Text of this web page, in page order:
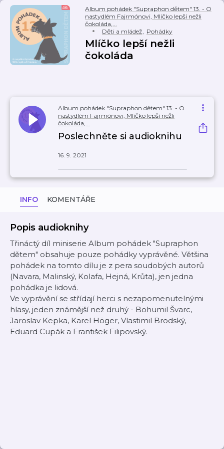
Album pohádek "Supraphon dětem" 13. - O
nastydlém Fajrmónovi, Mlíčko lepší nežli
čokoláda,...
Děti a mládež, Pohádky
Mlíčko lepší nežli
čokoláda
Album pohádek "Supraphon dětem" 13. - O
nastydlém Fajrmónovi, Mlíčko lepší nežli
čokoláda,...
Poslechněte si audioknihu
16. 9. 2021
INFO KOMENTÁŘE
Popis audioknihy
Třináctý díl miniserie Album pohádek "Supraphon
dětem" obsahuje pouze pohádky vyprávěné. Většina
pohádek na tomto dílu je z pera soudobých autorů
(Navara, Malinský, Kolafa, Hejná, Krůta), jen jedna
pohádka je lidová.
Ve vyprávění se střídají herci s nezapomenutelnými
hlasy, jeden známější než druhý - Bohumil Švarc,
Jaroslav Kepka, Karel Höger, Vlastimil Brodský,
Eduard Cupák a František Filipovský.